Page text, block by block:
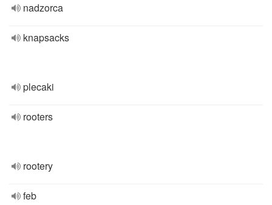
nadzorca
knapsacks
plecaki
rooters
rootery
feb